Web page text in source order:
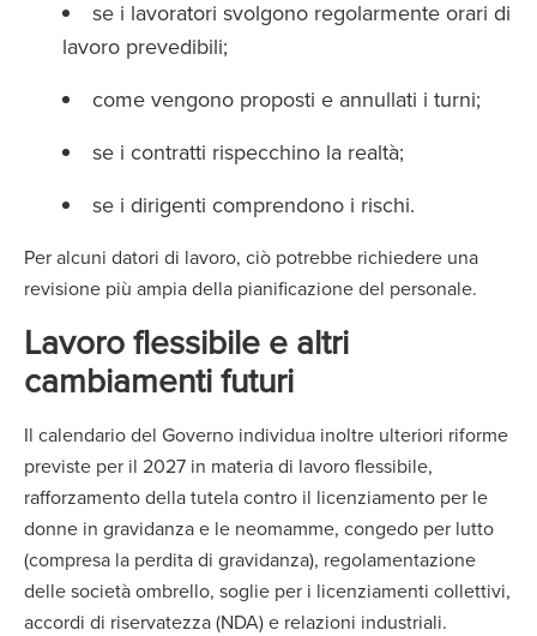
se i lavoratori svolgono regolarmente orari di
lavoro prevedibili;
come vengono proposti e annullati i turni;
se i contratti rispecchino la realtà;
se i dirigenti comprendono i rischi.
Per alcuni datori di lavoro, ciò potrebbe richiedere una
revisione più ampia della pianificazione del personale.
Lavoro flessibile e altri
cambiamenti futuri
Il calendario del Governo individua inoltre ulteriori riforme
previste per il 2027 in materia di lavoro flessibile,
rafforzamento della tutela contro il licenziamento per le
donne in gravidanza e le neomamme, congedo per lutto
(compresa la perdita di gravidanza), regolamentazione
delle società ombrello, soglie per i licenziamenti collettivi,
accordi di riservatezza (NDA) e relazioni industriali.